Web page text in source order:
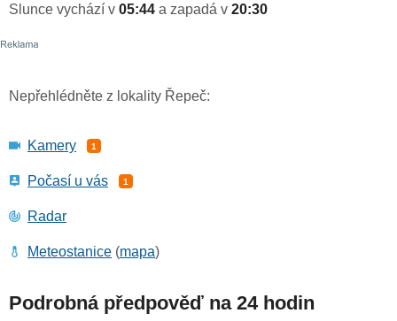
Slunce vychází v 05:44 a zapadá v 20:30
Nepřehlédněte z lokality Řepeč:
Kamery 1
Počasí u vás 1
Radar
Meteostanice (mapa)
Podrobná předpověď na 24 hodin